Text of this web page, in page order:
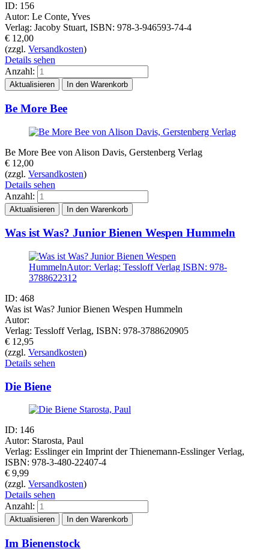
ID: 156
Autor: Le Conte, Yves
Verlag: Jacoby Stuart, ISBN: 978-3-946593-74-4
€ 12,00
(zzgl. Versandkosten)
Details sehen
Anzahl:
Be More Bee
Be More Bee von Alison Davis, Gerstenberg Verlag
€ 12,00
(zzgl. Versandkosten)
Details sehen
Anzahl:
Was ist Was? Junior Bienen Wespen Hummeln
ID: 468
Was ist Was? Junior Bienen Wespen Hummeln
Autor:
Verlag: Tessloff Verlag, ISBN: 978-3788620905
€ 12,95
(zzgl. Versandkosten)
Details sehen
Die Biene
ID: 146
Autor: Starosta, Paul
Verlag: Esslinger ein Imprint der Thienemann-Esslinger Verlag,
ISBN: 978-3-480-22407-4
€ 9,99
(zzgl. Versandkosten)
Details sehen
Anzahl:
Im Bienenstock